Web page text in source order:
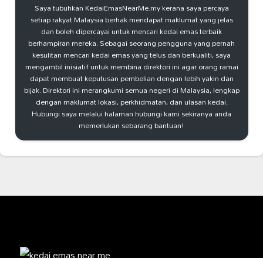
Saya tubuhkan KedaiEmasNearMe.my kerana saya percaya
setiap rakyat Malaysia berhak mendapat maklumat yang jelas
dan boleh dipercayai untuk mencari kedai emas terbaik
berhampiran mereka. Sebagai seorang pengguna yang pernah
kesulitan mencari kedai emas yang telus dan berkualiti, saya
mengambil inisiatif untuk membina direktori ini agar orang ramai
dapat membuat keputusan pembelian dengan lebih yakin dan
bijak. Direktori ini merangkumi semua negeri di Malaysia, lengkap
dengan maklumat lokasi, perkhidmatan, dan ulasan kedai.
Hubungi saya melalui halaman hubungi kami sekiranya anda
memerlukan sebarang bantuan!